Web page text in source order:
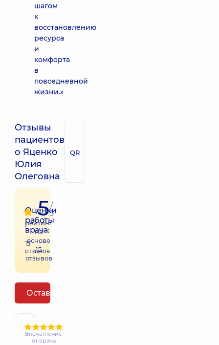
шагом
к
восстановлению
ресурса
и
комфорта
в
повседневной
жизни.»
Отзывы
пациентов
о Яценко
Юлия
Олеговна
QR
Оценки
работы
врача:
15
отзывов
5/
5
рейтинг
на
основе
15
отзывов
Оставить отзыв
Впечатление
от врача